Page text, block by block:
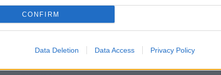
CONFIRM
Data Deletion Data Access Privacy Policy
Corridas de Passo Travado com um
prémio global de 1500 euros
Grandiosa Feira de Santa Cruz